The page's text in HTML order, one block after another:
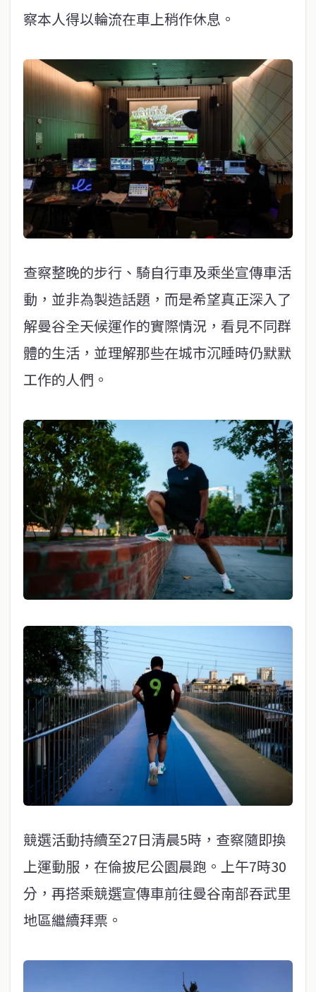
察本人得以輪流在車上稍作休息。
查察整晚的步行、騎自行車及乘坐宣傳車活
動，並非為製造話題，而是希望真正深入了
解曼谷全天候運作的實際情況，看見不同群
體的生活，並理解那些在城市沉睡時仍默默
工作的人們。
競選活動持續至27日清晨5時，查察隨即換
上運動服，在倫披尼公園晨跑。上午7時30
分，再搭乘競選宣傳車前往曼谷南部吞武里
地區繼續拜票。